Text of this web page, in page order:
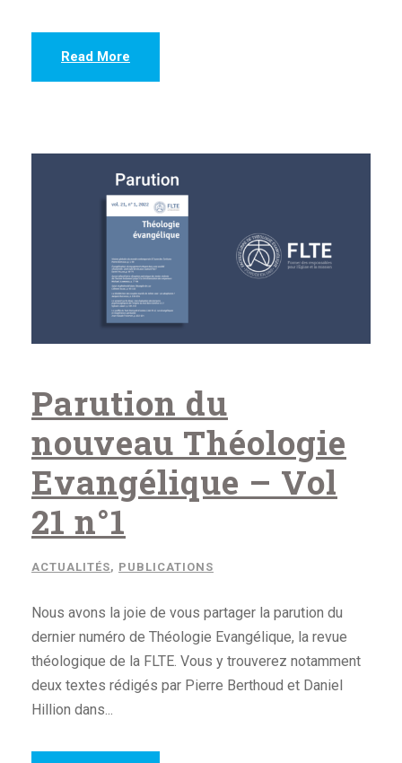
Read More
Parution du
nouveau Théologie
Evangélique – Vol
21 n°1
ACTUALITÉS, PUBLICATIONS
Nous avons la joie de vous partager la parution du
dernier numéro de Théologie Evangélique, la revue
théologique de la FLTE. Vous y trouverez notamment
deux textes rédigés par Pierre Berthoud et Daniel
Hillion dans...